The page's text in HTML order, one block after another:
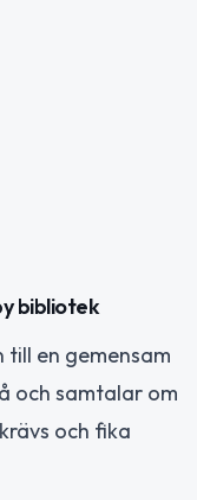
bibliotek
till en gemensam
och samtalar om
och fika